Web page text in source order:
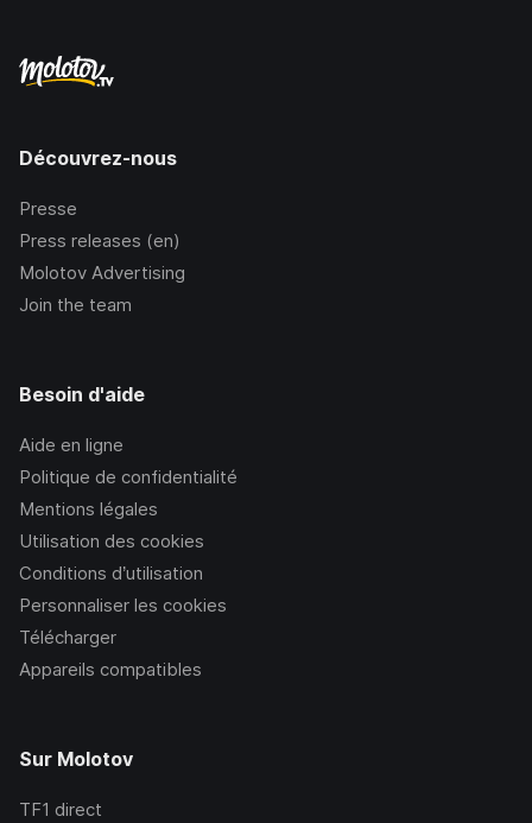
Découvrez-nous
Presse
Press releases (en)
Molotov Advertising
Join the team
Besoin d'aide
Aide en ligne
Politique de confidentialité
Mentions légales
Utilisation des cookies
Conditions d’utilisation
Personnaliser les cookies
Télécharger
Appareils compatibles
Sur Molotov
TF1 direct